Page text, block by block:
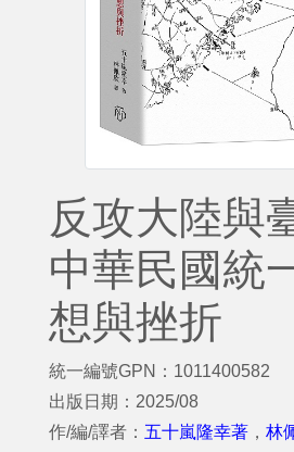
反攻大陸與
中華民國統
想與挫折
統一編號GPN：1011400582
出版日期：2025/08
作/編/譯者： 五十嵐隆幸著 ， 林